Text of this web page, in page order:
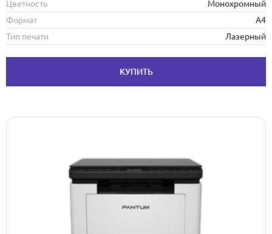
Цветность
Монохромный
Формат
А4
Тип печати
Лазерный
КУПИТЬ